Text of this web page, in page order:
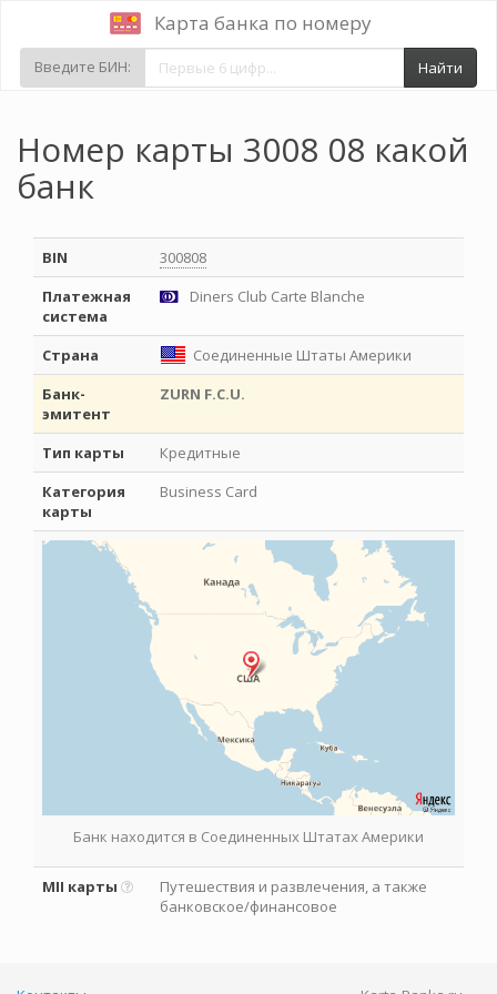
Карта банка по номеру
Введите БИН: Найти
Номер карты 3008 08 какой
банк
BIN
300808
Платежная
система
Diners Club Carte Blanche
Страна
Соединенные Штаты Америки
Банк-
эмитент
ZURN F.C.U.
Тип карты
Кредитные
Категория
карты
Business Card
Банк находится в Соединенных Штатах Америки
MII карты
Путешествия и развлечения, а также
банковское/финансовое